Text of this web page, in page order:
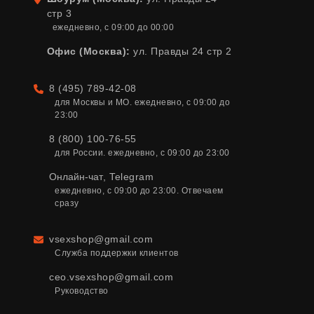
стр 3
ежедневно, с 09:00 до 00:00
Офис (Москва): ул. Правды 24 стр 2
Телефон
8 (495) 789-42-08
для Москвы и МО. ежедневно, с 09:00 до
23:00
8 (800) 100-76-55
для России. ежедневно, с 09:00 до 23:00
Онлайн-чат,Telegram
ежедневно, с 09:00 до 23:00. Отвечаем
сразу
Email
vsexshop@gmail.com
Служба поддержки клиентов
ceo.vsexshop@gmail.com
Руководство